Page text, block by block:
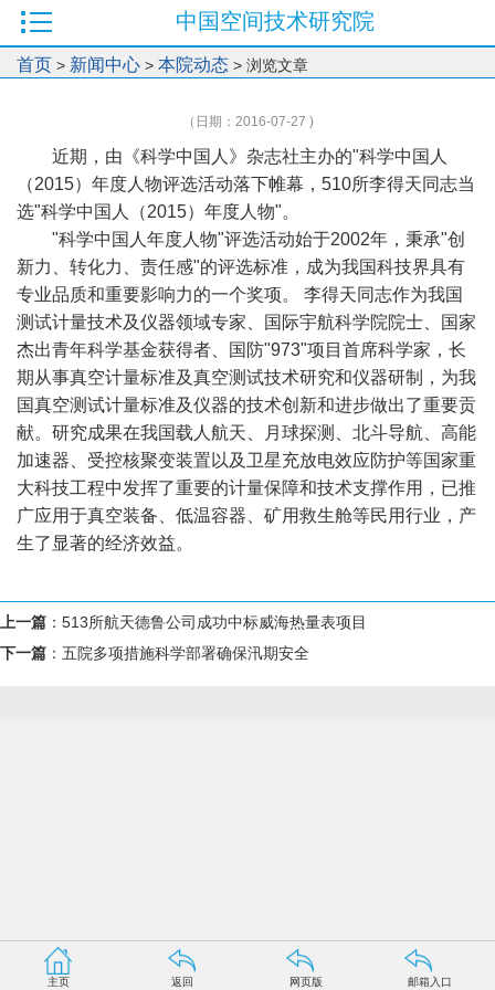
中国空间技术研究院
首页 > 新闻中心 > 本院动态 > 浏览文章
（日期：2016-07-27 )
近期，由《科学中国人》杂志社主办的"科学中国人
（2015）年度人物评选活动落下帷幕，510所李得天同志当
选"科学中国人（2015）年度人物"。
"科学中国人年度人物"评选活动始于2002年，秉承"创
新力、转化力、责任感"的评选标准，成为我国科技界具有
专业品质和重要影响力的一个奖项。 李得天同志作为我国
测试计量技术及仪器领域专家、国际宇航科学院院士、国家
杰出青年科学基金获得者、国防"973"项目首席科学家，长
期从事真空计量标准及真空测试技术研究和仪器研制，为我
国真空测试计量标准及仪器的技术创新和进步做出了重要贡
献。研究成果在我国载人航天、月球探测、北斗导航、高能
加速器、受控核聚变装置以及卫星充放电效应防护等国家重
大科技工程中发挥了重要的计量保障和技术支撑作用，已推
广应用于真空装备、低温容器、矿用救生舱等民用行业，产
生了显著的经济效益。
上一篇 ： 513所航天德鲁公司成功中标威海热量表项目
下一篇 ： 五院多项措施科学部署确保汛期安全
主页 返回 网页版 邮箱入口